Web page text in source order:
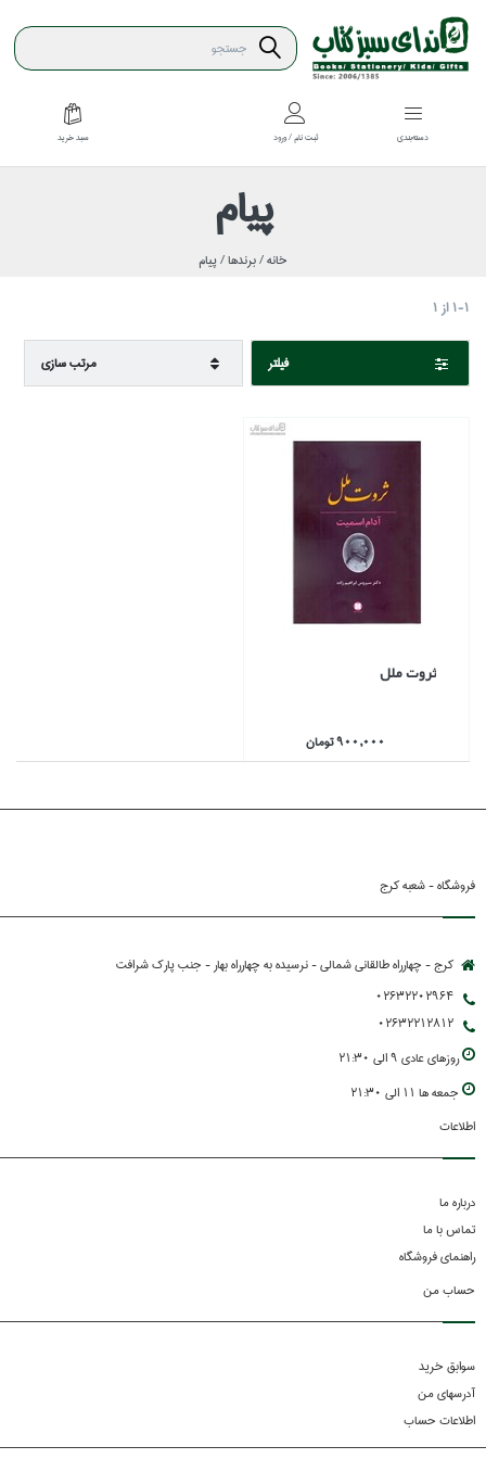
دسته‌بندي ثبت نام / ورود سبد خريد
پيام
خانه /برندها /پيام
1-1از 1
فيلتر مرتب سازي
ثروت ملل
900,000 تومان
فروشگاه - شعبه کرج
کرج - چهارراه طالقانی شمالی - نرسیده به چهارراه بهار - جنب پارك شرافت
02632202964
02632212812
روزهاي عادي 9 الي 21:30
جمعه ها 11 الي 21:30
اطلاعات
درباره ما
تماس با ما
راهنمای فروشگاه
حساب من
سوابق خرید
آدرسهای من
اطلاعات حساب